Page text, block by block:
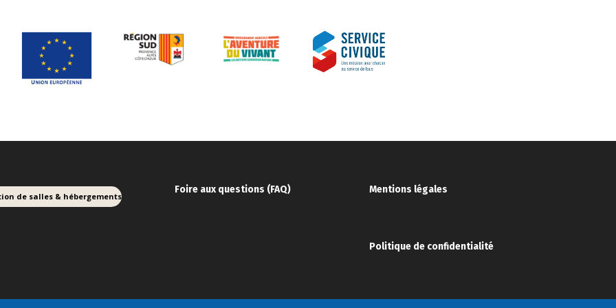
de salles & hébergements
Foire aux questions (FAQ) Mentions légales
Politique de confidentialité